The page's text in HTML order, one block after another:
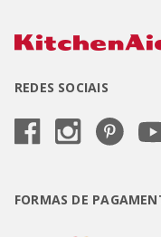
REDES SOCIAIS
FORMAS DE